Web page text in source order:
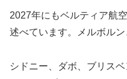
2027年にもベルティア航
述べています。メルボルン
シドニー、ダボ、ブリス